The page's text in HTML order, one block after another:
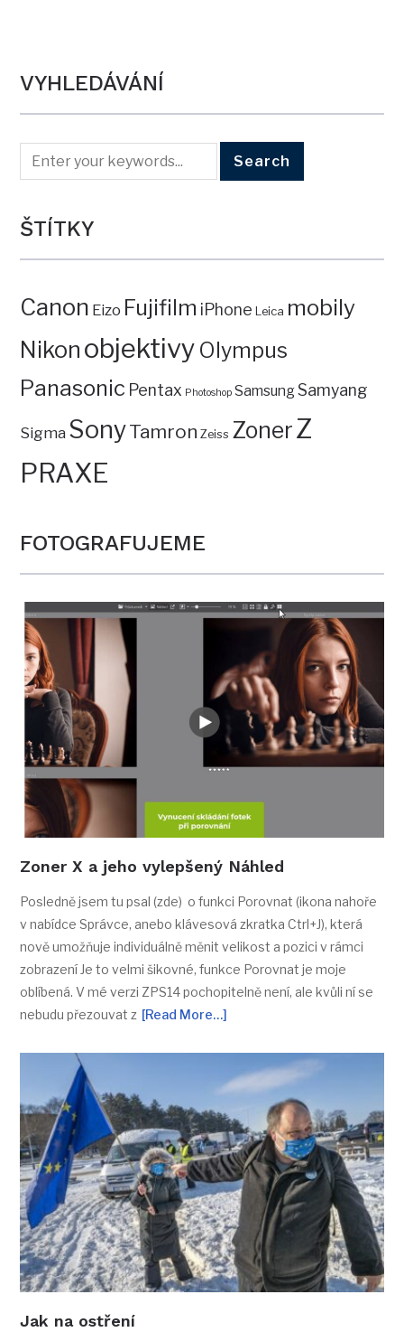
VYHLEDÁVÁNÍ
ŠTÍTKY
Canon Eizo Fujifilm iPhone Leica mobily
Nikon objektivy Olympus
Panasonic Pentax Photoshop SamsungSamyang
Sigma SonyTamron Zeiss ZonerZ
PRAXE
FOTOGRAFUJEME
Zoner X a jeho vylepšený Náhled
Posledně jsem tu psal (zde) o funkci Porovnat (ikona nahoře
v nabídce Správce, anebo klávesová zkratka Ctrl+J), která
nově umožňuje individuálně měnit velikost a pozici v rámci
zobrazení Je to velmi šikovné, funkce Porovnat je moje
oblíbená. V mé verzi ZPS14 pochopitelně není, ale kvůli ní se
nebudu přezouvat z [Read More…]
Jak na ostření